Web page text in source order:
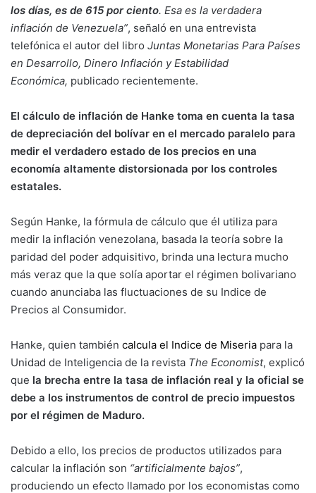
los días, es de 615 por ciento. Esa es la verdadera
inflación de Venezuela”, señaló en una entrevista
telefónica el autor del libro Juntas Monetarias Para Países
en Desarrollo, Dinero Inflación y Estabilidad
Económica, publicado recientemente.
El cálculo de inflación de Hanke toma en cuenta la tasa
de depreciación del bolívar en el mercado paralelo para
medir el verdadero estado de los precios en una
economía altamente distorsionada por los controles
estatales.
Según Hanke, la fórmula de cálculo que él utiliza para
medir la inflación venezolana, basada la teoría sobre la
paridad del poder adquisitivo, brinda una lectura mucho
más veraz que la que solía aportar el régimen bolivariano
cuando anunciaba las fluctuaciones de su Indice de
Precios al Consumidor.
Hanke, quien también calcula el Indice de Miseria para la
Unidad de Inteligencia de la revista The Economist, explicó
que la brecha entre la tasa de inflación real y la oficial se
debe a los instrumentos de control de precio impuestos
por el régimen de Maduro.
Debido a ello, los precios de productos utilizados para
calcular la inflación son “artificialmente bajos”,
produciendo un efecto llamado por los economistas como